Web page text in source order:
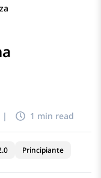
| 1 min read
Principiante